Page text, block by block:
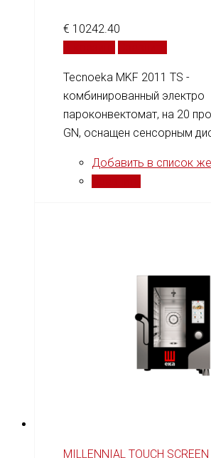
€ 10242.40
Tecnoeka MKF 2011 TS -
комбинированный электро
пароконвектомат, на 20
GN, оснащен сенсорным
Добавить в список
MILLENNIAL TOUCH SCREEN